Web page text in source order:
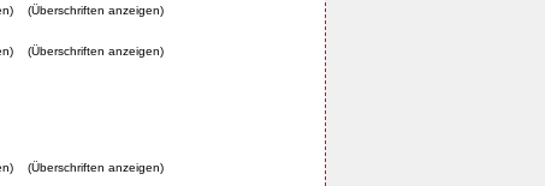
(Überschriften anzeigen)
(Überschriften anzeigen)
(Überschriften anzeigen)